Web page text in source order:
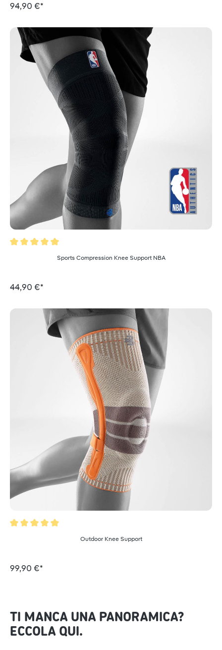
94,90 €*
Valutazione media di 5 su 5 stelle
Sports Compression Knee Support NBA
44,90 €*
Valutazione media di 5 su 5 stelle
Outdoor Knee Support
99,90 €*
TI MANCA UNA PANORAMICA?
ECCOLA QUI.